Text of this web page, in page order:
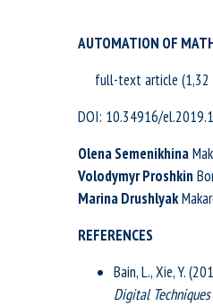
AUTOMATION OF
full-text article
DOI: 10.34916/
Olena Semenikhina
Volodymyr Proshkin
Marina Drushlyak
REFERENCES
Bain, L., Xie, Y.
Digital